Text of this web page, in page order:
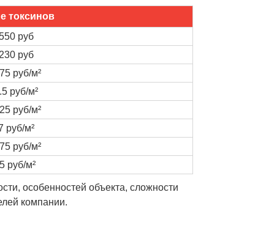
токсинов
руб
руб
руб/м²
руб/м²
руб/м²
руб/м²
руб/м²
руб/м²
особенностей объекта, сложности
компании.